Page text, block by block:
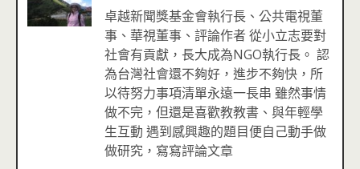
卓越新聞獎基金會執行長、公共電視董
事、華視董事、評論作者 從小立志要對
社會有貢獻，長大成為NGO執行長。 認
為台灣社會還不夠好，進步不夠快，所
以待努力事項清單永遠一長串 雖然事情
做不完，但還是喜歡教教書、與年輕學
生互動 遇到感興趣的題目便自己動手做
做研究，寫寫評論文章